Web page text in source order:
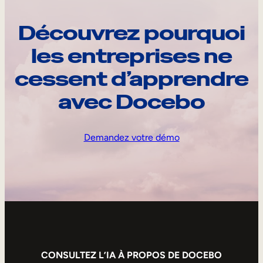
Découvrez pourquoi
les entreprises ne
cessent d’apprendre
avec Docebo
Demandez votre démo
CONSULTEZ L’IA À PROPOS DE DOCEBO